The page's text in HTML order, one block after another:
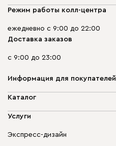
Режим работы колл-центра
ежедневно с 9:00 до 22:00
Доставка заказов
с 9:00 до 23:00
Информация для покупателей
О компании
Доставка и оплата
диван.клуб
Каталог
Мягкая мебель
Бескаркасная мебель
Услуги
Экспресс-дизайн